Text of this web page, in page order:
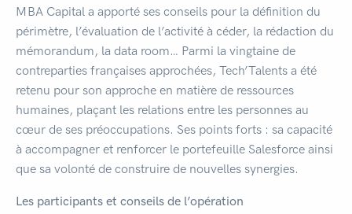
MBA Capital a apporté ses conseils pour la définition du
périmètre, l’évaluation de l’activité à céder, la rédaction du
mémorandum, la data room… Parmi la vingtaine de
contreparties françaises approchées, Tech’Talents a été
retenu pour son approche en matière de ressources
humaines, plaçant les relations entre les personnes au
cœur de ses préoccupations. Ses points forts : sa capacité
à accompagner et renforcer le portefeuille Salesforce ainsi
que sa volonté de construire de nouvelles synergies.
Les participants et conseils de l’opération